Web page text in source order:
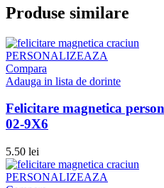
Produse similare
PERSONALIZEAZA
Compara
Adauga in lista de dorinte
Felicitare magnetica
02-9X6
5.50 lei
PERSONALIZEAZA